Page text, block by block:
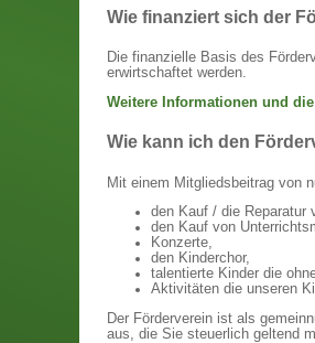
Wie finanziert sich der
Die finanzielle Basis des
erwirtschaftet werden.
Weitere Informationen und
Wie kann ich den
Mit einem Mitgliedsbeitrag von
den Kauf / die Reparatur
den Kauf von
Konzerte,
den Kinderchor,
talentierte Kinder die
Aktivitäten die unseren
Der Förderverein ist als
aus, die Sie steuerlich geltend